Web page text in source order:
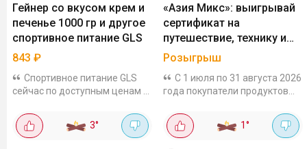
Гейнер со вкусом крем и
печенье 1000 гр и другое
спортивное питание GLS
843 ₽
Спортивное питание GLS
сейчас по доступным ценам с
промокоду. Например гейнер
1000 гр выходит за 843₽.
3°
«Азия Микс»: выигрывай
сертификат на
путешествие, технику и
гаджеты HUAWEI
Розыгрыш
С 1 июля по 31 августа 2026
года покупатели продуктов
«Пятёрочка» и «Перекрёсток»
участвуют в розыгрыше
1°